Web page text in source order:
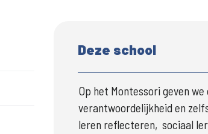
Deze school
Op het Montessori geven
verantwoordelijkheid en
leren reflecteren,  sociaal